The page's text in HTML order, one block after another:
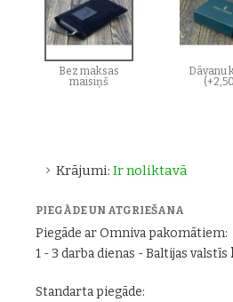
Krājumi: Ir noliktavā
Bez maksas
maisiņš
Dāvanu
PIEGĀDE UN ATGRIEŠANA
Piegāde ar Omniva pakomātiem:
1 - 3 darba dienas - Baltijas valstīs
Standarta piegāde: